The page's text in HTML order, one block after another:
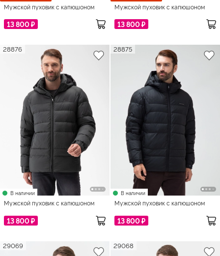
Мужской пуховик с капюшоном
13 800 ₽
Мужской пуховик с капюшоном
13 800 ₽
В наличии
28876
Мужской пуховик с капюшоном
13 800 ₽
В наличии
28875
Мужской пуховик с капюшоном
13 800 ₽
29069 29068